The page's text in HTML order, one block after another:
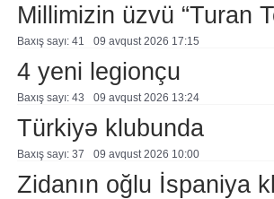
Millimizin üzvü “Turan
Baxış sayı: 41 09 avqust 2026 17:15
4 yeni legionçu
Baxış sayı: 43 09 avqust 2026 13:24
Türkiyə klubunda
Baxış sayı: 37 09 avqust 2026 10:00
Zidanın oğlu İspaniya